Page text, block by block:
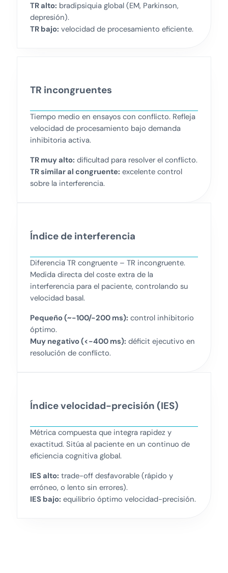
TR alto: bradipsiquia global (EM, Parkinson,
depresión).
TR bajo: velocidad de procesamiento eficiente.
TR incongruentes
Tiempo medio en ensayos con conflicto. Refleja
velocidad de procesamiento bajo demanda
inhibitoria activa.
TR muy alto: dificultad para resolver el conflicto.
TR similar al congruente: excelente control
sobre la interferencia.
Índice de interferencia
Diferencia TR congruente – TR incongruente.
Medida directa del coste extra de la
interferencia para el paciente, controlando su
velocidad basal.
Pequeño (~-100/-200 ms): control inhibitorio
óptimo.
Muy negativo (<-400 ms): déficit ejecutivo en
resolución de conflicto.
Índice velocidad-precisión (IES)
Métrica compuesta que integra rapidez y
exactitud. Sitúa al paciente en un continuo de
eficiencia cognitiva global.
IES alto: trade-off desfavorable (rápido y
erróneo, o lento sin errores).
IES bajo: equilibrio óptimo velocidad-precisión.